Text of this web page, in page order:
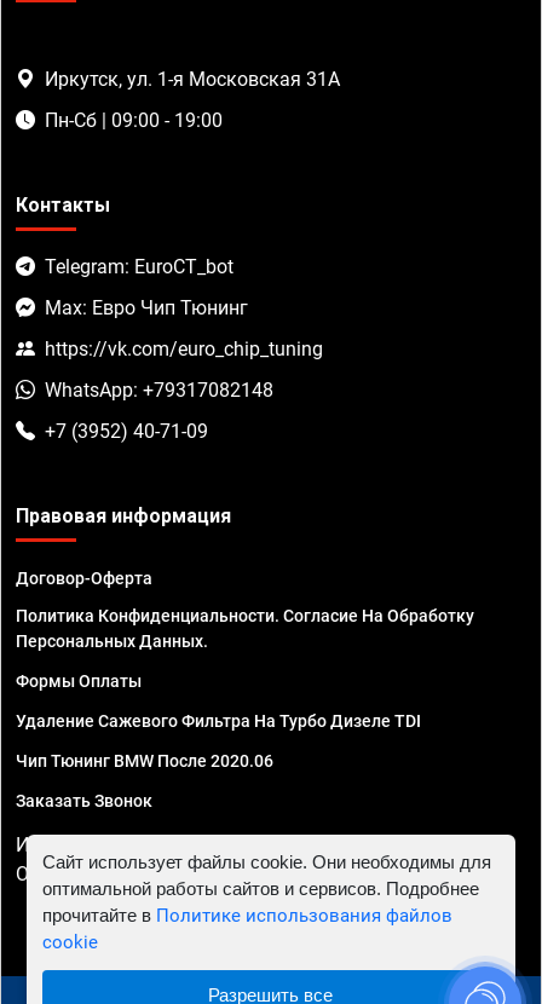
Иркутск, ул. 1-я Московская 31А
Пн-Сб | 09:00 - 19:00
Контакты
Telegram: EuroCT_bot
Max: Евро Чип Тюнинг
https://vk.com/euro_chip_tuning
WhatsApp: +79317082148
+7 (3952) 40-71-09
Правовая информация
Договор-Оферта
Политика Конфиденциальности. Согласие На Обработку
Персональных Данных.
Формы Оплаты
Удаление Сажевого Фильтра На Турбо Дизеле TDI
Чип Тюнинг BMW После 2020.06
Заказать Звонок
ИП Смирнов Георгий Павлович. ИНН 781302555843,
ОГРНИП 324470400032610
Сайт использует файлы cookie. Они необходимы для
оптимальной работы сайтов и сервисов. Подробнее
прочитайте в Политике использования файлов
cookie
Разрешить все